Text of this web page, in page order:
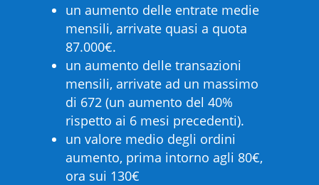
un aumento delle entrate medie
mensili, arrivate quasi a quota
87.000€.
un aumento delle transazioni
mensili, arrivate ad un massimo
di 672 (un aumento del 40%
rispetto ai 6 mesi precedenti).
un valore medio degli ordini
aumento, prima intorno agli 80€,
ora sui 130€